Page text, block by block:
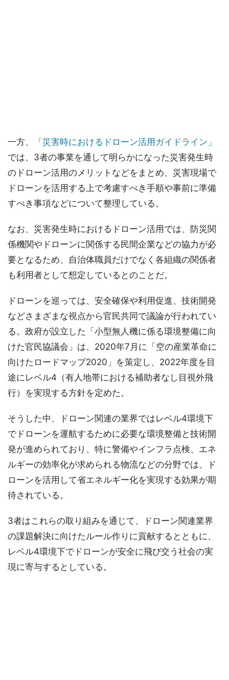
一方、
「災害時におけるドローン活用ガイドライン」
では、3者の事業を通して明らかになった災害発生時
のドローン活用のメリットなどをまとめ、災害現場で
ドローンを活用する上で考慮すべき手順や事前に準備
すべき事項などについて整理している。
なお、災害発生時におけるドローン活用では、防災関
係機関やドローンに関係する民間企業などの協力が必
要となるため、自治体職員だけでなく各組織の関係者
も利用者として想定しているとのことだ。
ドローンを巡っては、安全確保や利用促進、技術開発
などさまざまな視点から官民共同で議論が行われてい
る。政府が設立した「小型無人機に係る環境整備に向
けた官民協議会」は、2020年7月に「空の産業革命に
向けたロードマップ2020」を策定し、2022年度を目
途にレベル4（有人地帯における補助者なし目視外飛
行）を実現する方針を定めた。
そうした中、ドローン関連の業界ではレベル4環境下
でドローンを運航するために必要な環境整備と技術開
発が進められており、特に警備やインフラ点検、エネ
ルギーの効率化が求められる物流などの分野では、ド
ローンを活用して省エネルギー化を実現する効果が期
待されている。
3者はこれらの取り組みを通じて、ドローン関連業界
の課題解決に向けたルール作りに貢献するとともに、
レベル4環境下でドローンが安全に飛び交う社会の実
現に寄与するとしている。